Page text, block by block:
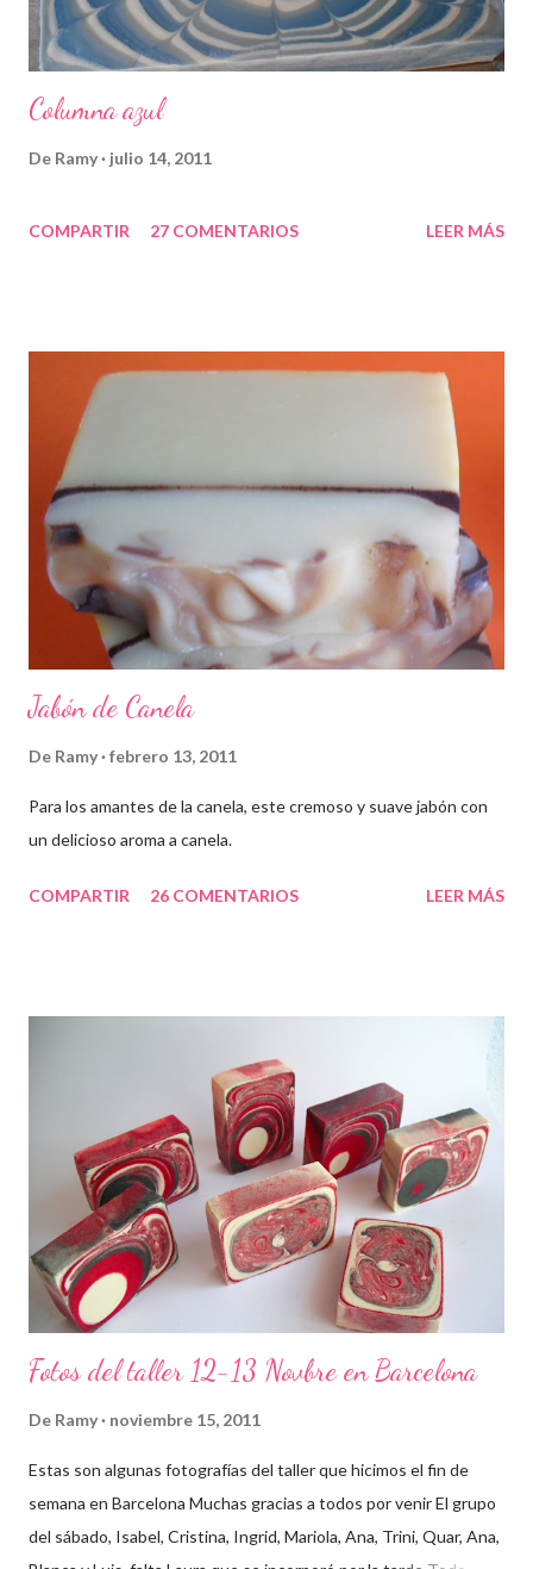
Columna azul
De Ramy julio 14, 2011
COMPARTIR 27 COMENTARIOS LEER MÁS
Jabón de Canela
De Ramy febrero 13, 2011
Para los amantes de la canela, este cremoso y suave jabón con
un delicioso aroma a canela.
COMPARTIR 26 COMENTARIOS LEER MÁS
Fotos del taller 12-13 Novbre en Barcelona
De Ramy noviembre 15, 2011
Estas son algunas fotografías del taller que hicimos el fin de
semana en Barcelona Muchas gracias a todos por venir El grupo
del sábado, Isabel, Cristina, Ingrid, Mariola, Ana, Trini, Quar, Ana,